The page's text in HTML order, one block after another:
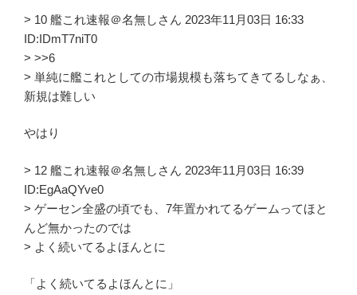
> 10 艦これ速報＠名無しさん 2023年11月03日 16:33
ID:IDmT7niT0
> >>6
> 単純に艦これとしての市場規模も落ちてきてるしなぁ、
新規は難しい
やはり
> 12 艦これ速報＠名無しさん 2023年11月03日 16:39
ID:EgAaQYve0
> ゲーセン全盛の頃でも、7年置かれてるゲームってほと
んど無かったのでは
> よく続いてるよほんとに
「よく続いてるよほんとに」